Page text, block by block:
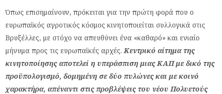
Όπως επισημαίνουν, πρόκειται για την πρώτη φορά που ο
ευρωπαϊκός αγροτικός κόσμος κινητοποιείται συλλογικά στις
Βρυξέλλες, με στόχο να απευθύνει ένα «καθαρό» και ενιαίο
μήνυμα προς τις ευρωπαϊκές αρχές. Κεντρικό αίτημα της
κινητοποίησης αποτελεί η υπεράσπιση μιας ΚΑΠ με δικό της
προϋπολογισμό, δομημένη σε δύο πυλώνες και με κοινό
χαρακτήρα, απέναντι στις προβλέψεις του νέου Πολυετούς